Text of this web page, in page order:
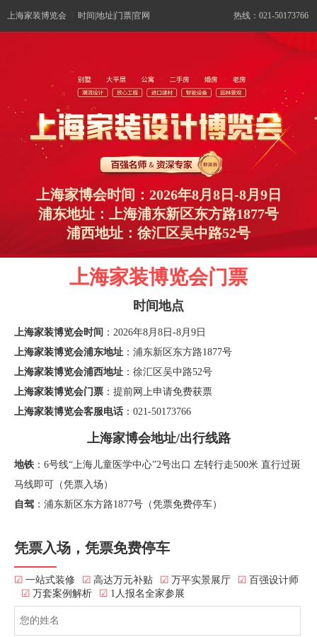
上海家装博览会 时间|地址|门票|官网 热线：021-50173766
上海家博会时间：2026年8月8日-8月9日
浦东地址：上海浦东新区东方路1877号
浦西地址：徐汇区吴中路52号
上海家装博览会门票
时间地点
上海家装博览会时间 ：2026年8月8日-8月9日
上海家装博览会浦东地址 ：浦东新区东方路1877号
上海家装博览会浦西地址 ：徐汇区吴中路52号
上海家装博览会门票 ：提前网上申请免费获票
上海家装博览会客服电话 ：021-50173766
上海家博会地址/出行线路
地铁 ：6号线“上海儿童医学中心”2号出口 左转行走500米 直行过斑
马线即可（凭票入场）
自驾 ：浦东新区东方路1877号（凭票免费停车）
凭票入场，凭票免费停车
☑ 一站式装修 ☑ 高达万元补贴 ☑ 万平实景展厅 ☑ 百强设计师
☑ 万套案例解析 ☑ 1人报名全家参展